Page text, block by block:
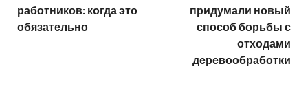
работников: когда это
обязательно
придумали новый
способ борьбы с
отходами
деревообработки